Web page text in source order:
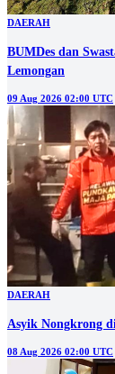
DAERAH
BUMDes dan
Lemongan
09 Aug 2026 02:00 UTC
DAERAH
Asyik Nongkrong
08 Aug 2026 02:00 UTC